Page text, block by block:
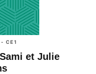
CE1
et Julie